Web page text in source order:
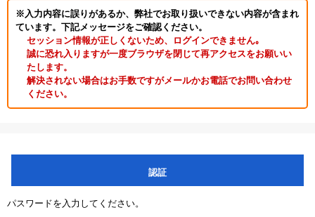
※入力内容に誤りがあるか、弊社でお取り扱いできない内容が含まれ
ています。下記メッセージをご確認ください。
セッション情報が正しくないため、ログインできません｡
誠に恐れ入りますが一度ブラウザを閉じて再アクセスをお願いい
たします。
解決されない場合はお手数ですがメールかお電話でお問い合わせ
ください。
認証
パスワードを入力してください。